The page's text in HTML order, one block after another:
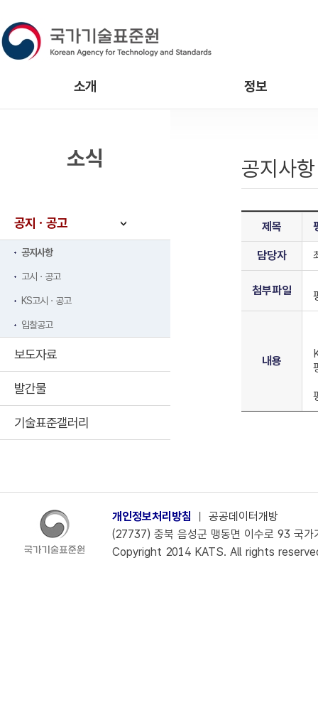
소개 정보
공지사항
제목
담당자
첨부파일
내용
소식
공지ㆍ공고
공지사항
고시ㆍ공고
KS고시ㆍ공고
입찰공고
보도자료
발간물
기술표준갤러리
개인정보처리방침 ㅣ 공공데이터개방
(27737) 충북 음성군 맹동면 이수로 93 국
Copyright 2014 KATS. All rights